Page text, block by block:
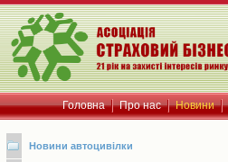
Головна Про нас Новини
Новини автоцивілки